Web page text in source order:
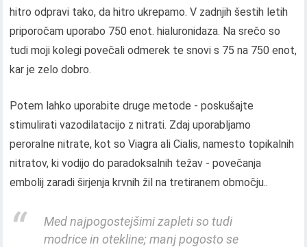
hitro odpravi tako, da hitro ukrepamo. V zadnjih šestih letih
priporočam uporabo 750 enot. hialuronidaza. Na srečo so
tudi moji kolegi povečali odmerek te snovi s 75 na 750 enot,
kar je zelo dobro.
Potem lahko uporabite druge metode - poskušajte
stimulirati vazodilatacijo z nitrati. Zdaj uporabljamo
peroralne nitrate, kot so Viagra ali Cialis, namesto topikalnih
nitratov, ki vodijo do paradoksalnih težav - povečanja
embolij zaradi širjenja krvnih žil na tretiranem območju..
Med najpogostejšimi zapleti so tudi
modrice in otekline; manj pogosto se